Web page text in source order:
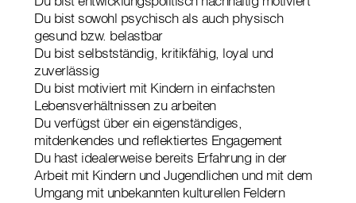
Du bist sowohl psychisch als auch physisch
gesund bzw. belastbar
Du bist selbstständig, kritikfähig, loyal und
zuverlässig
Du bist motiviert mit Kindern in einfachsten
Lebensverhältnissen zu arbeiten
Du verfügst über ein eigenständiges,
mitdenkendes und reflektiertes Engagement
Du hast idealerweise bereits Erfahrung in der
Arbeit mit Kindern und Jugendlichen und mit dem
Umgang mit unbekannten kulturellen Feldern